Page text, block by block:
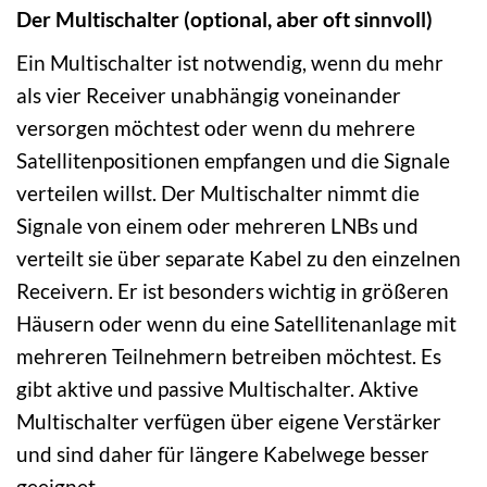
Der Multischalter (optional, aber oft sinnvoll)
Ein Multischalter ist notwendig, wenn du mehr
als vier Receiver unabhängig voneinander
versorgen möchtest oder wenn du mehrere
Satellitenpositionen empfangen und die Signale
verteilen willst. Der Multischalter nimmt die
Signale von einem oder mehreren LNBs und
verteilt sie über separate Kabel zu den einzelnen
Receivern. Er ist besonders wichtig in größeren
Häusern oder wenn du eine Satellitenanlage mit
mehreren Teilnehmern betreiben möchtest. Es
gibt aktive und passive Multischalter. Aktive
Multischalter verfügen über eigene Verstärker
und sind daher für längere Kabelwege besser